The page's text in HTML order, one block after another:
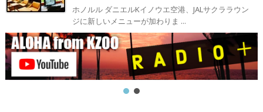
ホノルル ダニエルKイノウエ空港、JALサクララウン
ジに新しいメニューが加わりま ...